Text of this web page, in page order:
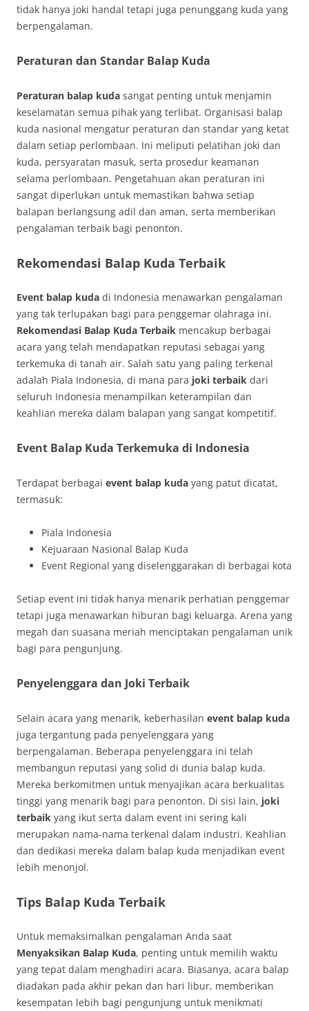
tidak hanya joki handal tetapi juga penunggang kuda yang
berpengalaman.
Peraturan dan Standar Balap Kuda
Peraturan balap kuda sangat penting untuk menjamin
keselamatan semua pihak yang terlibat. Organisasi balap
kuda nasional mengatur peraturan dan standar yang ketat
dalam setiap perlombaan. Ini meliputi pelatihan joki dan
kuda, persyaratan masuk, serta prosedur keamanan
selama perlombaan. Pengetahuan akan peraturan ini
sangat diperlukan untuk memastikan bahwa setiap
balapan berlangsung adil dan aman, serta memberikan
pengalaman terbaik bagi penonton.
Rekomendasi Balap Kuda Terbaik
Event balap kuda di Indonesia menawarkan pengalaman
yang tak terlupakan bagi para penggemar olahraga ini.
Rekomendasi Balap Kuda Terbaik mencakup berbagai
acara yang telah mendapatkan reputasi sebagai yang
terkemuka di tanah air. Salah satu yang paling terkenal
adalah Piala Indonesia, di mana para joki terbaik dari
seluruh Indonesia menampilkan keterampilan dan
keahlian mereka dalam balapan yang sangat kompetitif.
Event Balap Kuda Terkemuka di Indonesia
Terdapat berbagai event balap kuda yang patut dicatat,
termasuk:
Piala Indonesia
Kejuaraan Nasional Balap Kuda
Event Regional yang diselenggarakan di berbagai kota
Setiap event ini tidak hanya menarik perhatian penggemar
tetapi juga menawarkan hiburan bagi keluarga. Arena yang
megah dan suasana meriah menciptakan pengalaman unik
bagi para pengunjung.
Penyelenggara dan Joki Terbaik
Selain acara yang menarik, keberhasilan event balap kuda
juga tergantung pada penyelenggara yang
berpengalaman. Beberapa penyelenggara ini telah
membangun reputasi yang solid di dunia balap kuda.
Mereka berkomitmen untuk menyajikan acara berkualitas
tinggi yang menarik bagi para penonton. Di sisi lain, joki
terbaik yang ikut serta dalam event ini sering kali
merupakan nama-nama terkenal dalam industri. Keahlian
dan dedikasi mereka dalam balap kuda menjadikan event
lebih menonjol.
Tips Balap Kuda Terbaik
Untuk memaksimalkan pengalaman Anda saat
Menyaksikan Balap Kuda, penting untuk memilih waktu
yang tepat dalam menghadiri acara. Biasanya, acara balap
diadakan pada akhir pekan dan hari libur, memberikan
kesempatan lebih bagi pengunjung untuk menikmati